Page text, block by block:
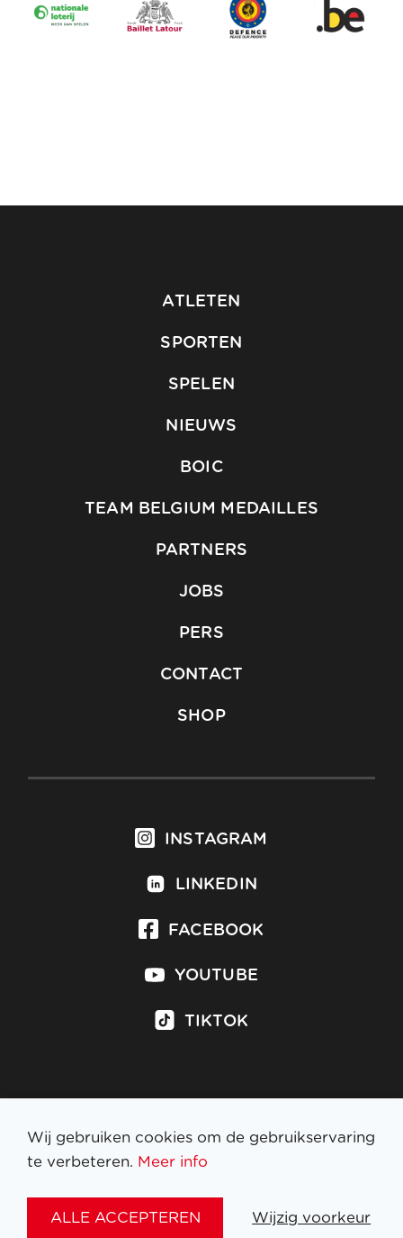
ATLETEN
SPORTEN
SPELEN
NIEUWS
BOIC
TEAM BELGIUM MEDAILLES
PARTNERS
JOBS
PERS
CONTACT
SHOP
INSTAGRAM
LINKEDIN
FACEBOOK
YOUTUBE
TIKTOK
Inschrijven op nieuwsbrief
Wij gebruiken cookies om de gebruikservaring
te verbeteren. Meer info
ALLE ACCEPTEREN Wijzig voorkeur